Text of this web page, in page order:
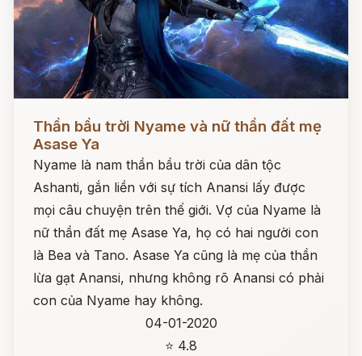
Đọc ngay
Thần bầu trời Nyame và nữ thần đất mẹ
Asase Ya
Nyame là nam thần bầu trời của dân tộc
Ashanti, gắn liền với sự tích Anansi lấy được
mọi câu chuyện trên thế giới. Vợ của Nyame là
nữ thần đất mẹ Asase Ya, họ có hai người con
là Bea và Tano. Asase Ya cũng là mẹ của thần
lừa gạt Anansi, nhưng không rõ Anansi có phải
con của Nyame hay không.
04-01-2020
⭐ 4.8